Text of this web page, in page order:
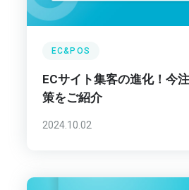
EC&POS
ECサイト集客の進化！今
策をご紹介
2024.10.02